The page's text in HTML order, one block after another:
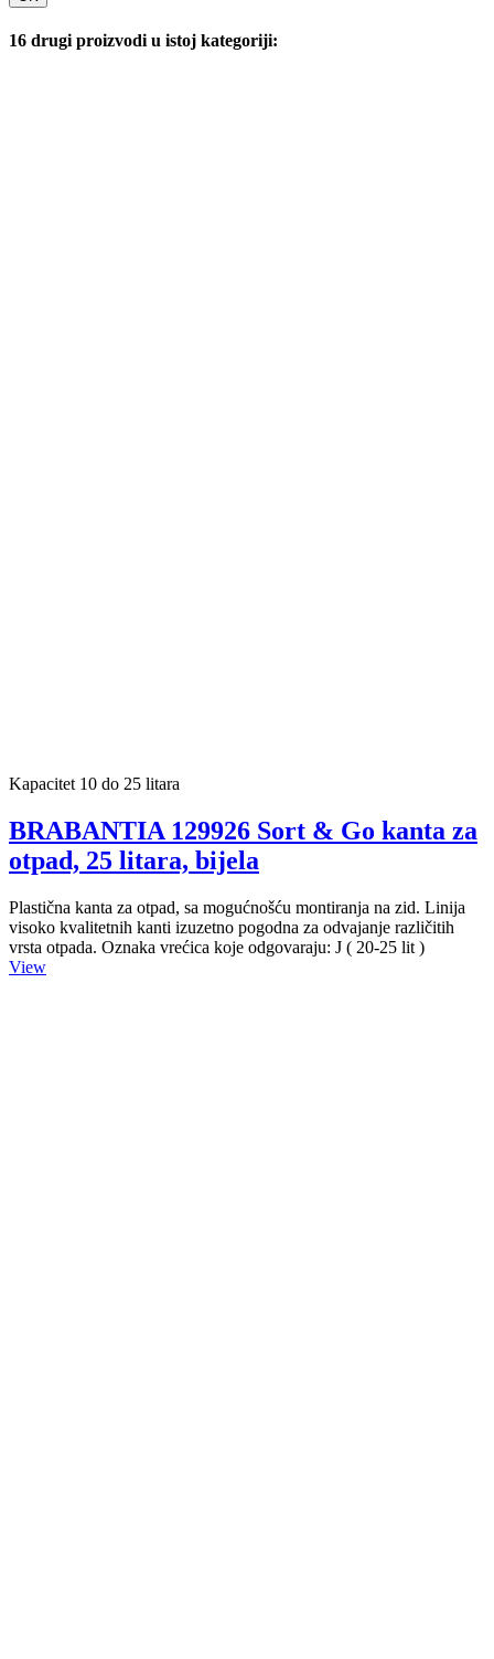
16 drugi proizvodi u istoj kategoriji:
Kapacitet 10 do 25 litara
BRABANTIA 129926 Sort & Go kanta za
otpad, 25 litara, bijela
Plastična kanta za otpad, sa mogućnošću montiranja na zid. Linija
visoko kvalitetnih kanti izuzetno pogodna za odvajanje različitih
vrsta otpada. Oznaka vrećica koje odgovaraju: J ( 20-25 lit )
View